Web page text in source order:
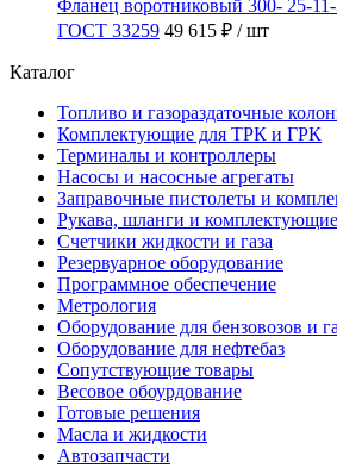
Фланец воротниковый 300- 25-
ГОСТ 33259 49 615 ₽ / шт
Каталог
Топливо и газораздаточные
Комплектующие для ТРК и ГРК
Терминалы и контроллеры
Насосы и насосные агрегаты
Заправочные пистолеты и
Рукава, шланги и комплектующие
Счетчики жидкости и газа
Резервуарное оборудование
Программное обеспечение
Метрология
Оборудование для бензовозов и
Оборудование для нефтебаз
Сопутствующие товары
Весовое обоурдование
Готовые решения
Масла и жидкости
Автозапчасти